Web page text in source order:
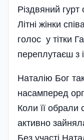
Різдвяний гурт
Літні жінки
голос у тітки
переплутаєш з
Наталію Бог
насамперед
Коли її обрали
активно
Без участі